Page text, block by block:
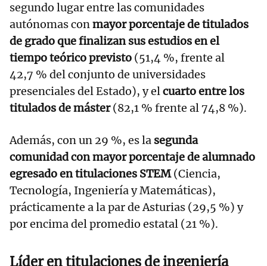
segundo lugar entre las comunidades
autónomas conmayor porcentaje de titulados
de grado que finalizan sus estudios en el
tiempo teórico previsto (51,4 %, frente al
42,7 % del conjunto de universidades
presenciales del Estado), y elcuarto entre los
titulados de máster(82,1 % frente al 74,8 %).
Además, con un 29 %, es la segunda
comunidad con mayor porcentaje de alumnado
egresado en titulaciones STEM(Ciencia,
Tecnología, Ingeniería y Matemáticas),
prácticamente a la par de Asturias (29,5 %) y
por encima del promedio estatal (21 %).
Líder en titulaciones de ingeniería